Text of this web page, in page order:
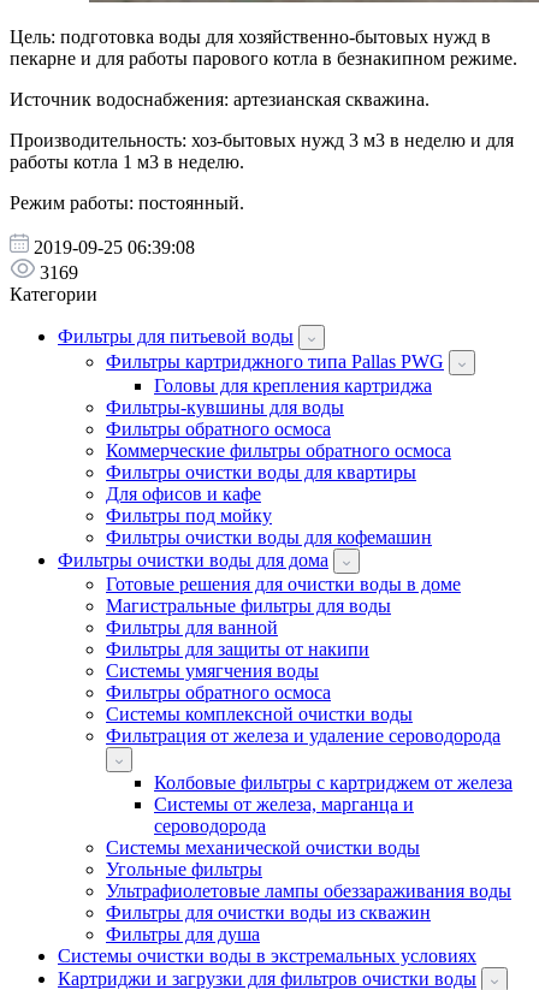
Цель: подготовка воды для хозяйственно-бытовых нужд в
пекарне и для работы парового котла в безнакипном режиме.
Источник водоснабжения: артезианская скважина.
Производительность: хоз-бытовых нужд 3 м3 в неделю и для
работы котла 1 м3 в неделю.
Режим работы: постоянный.
2019-09-25 06:39:08
3169
Категории
Фильтры для питьевой воды
Фильтры картриджного типа Pallas PWG
Головы для крепления картриджа
Фильтры-кувшины для воды
Фильтры обратного осмоса
Коммерческие фильтры обратного осмоса
Фильтры очистки воды для квартиры
Для офисов и кафе
Фильтры под мойку
Фильтры очистки воды для кофемашин
Фильтры очистки воды для дома
Готовые решения для очистки воды в доме
Магистральные фильтры для воды
Фильтры для ванной
Фильтры для защиты от накипи
Системы умягчения воды
Фильтры обратного осмоса
Системы комплексной очистки воды
Фильтрация от железа и удаление сероводорода
Колбовые фильтры с картриджем от железа
Системы от железа, марганца и
сероводорода
Системы механической очистки воды
Угольные фильтры
Ультрафиолетовые лампы обеззараживания воды
Фильтры для очистки воды из скважин
Фильтры для душа
Системы очистки воды в экстремальных условиях
Картриджи и загрузки для фильтров очистки воды